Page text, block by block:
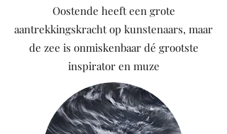
Oostende heeft een grote
aantrekkingskracht op kunstenaars, maar
de zee is onmiskenbaar dé grootste
inspirator en muze